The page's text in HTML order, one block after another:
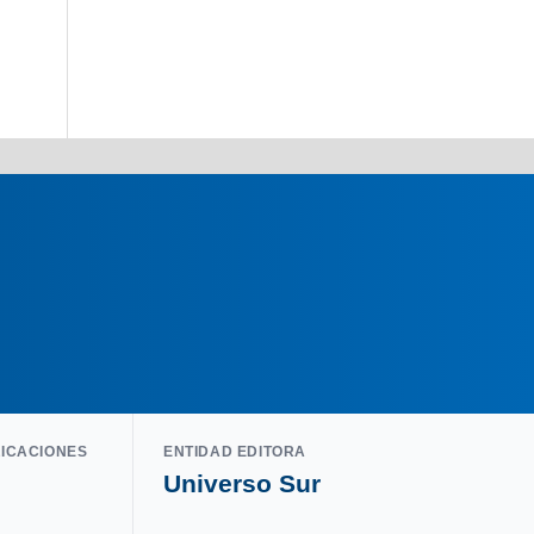
ENTIDAD EDITORA
Universo Sur